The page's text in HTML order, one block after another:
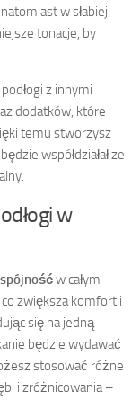
w słabiej
tonacje, by
z innymi
dodatków, które
temu stworzysz
współdziałał ze
w
spójnośćw całym
zwiększa komfort i
się na jedną
będzie wydawać
stosować różne
i zróżnicowania –